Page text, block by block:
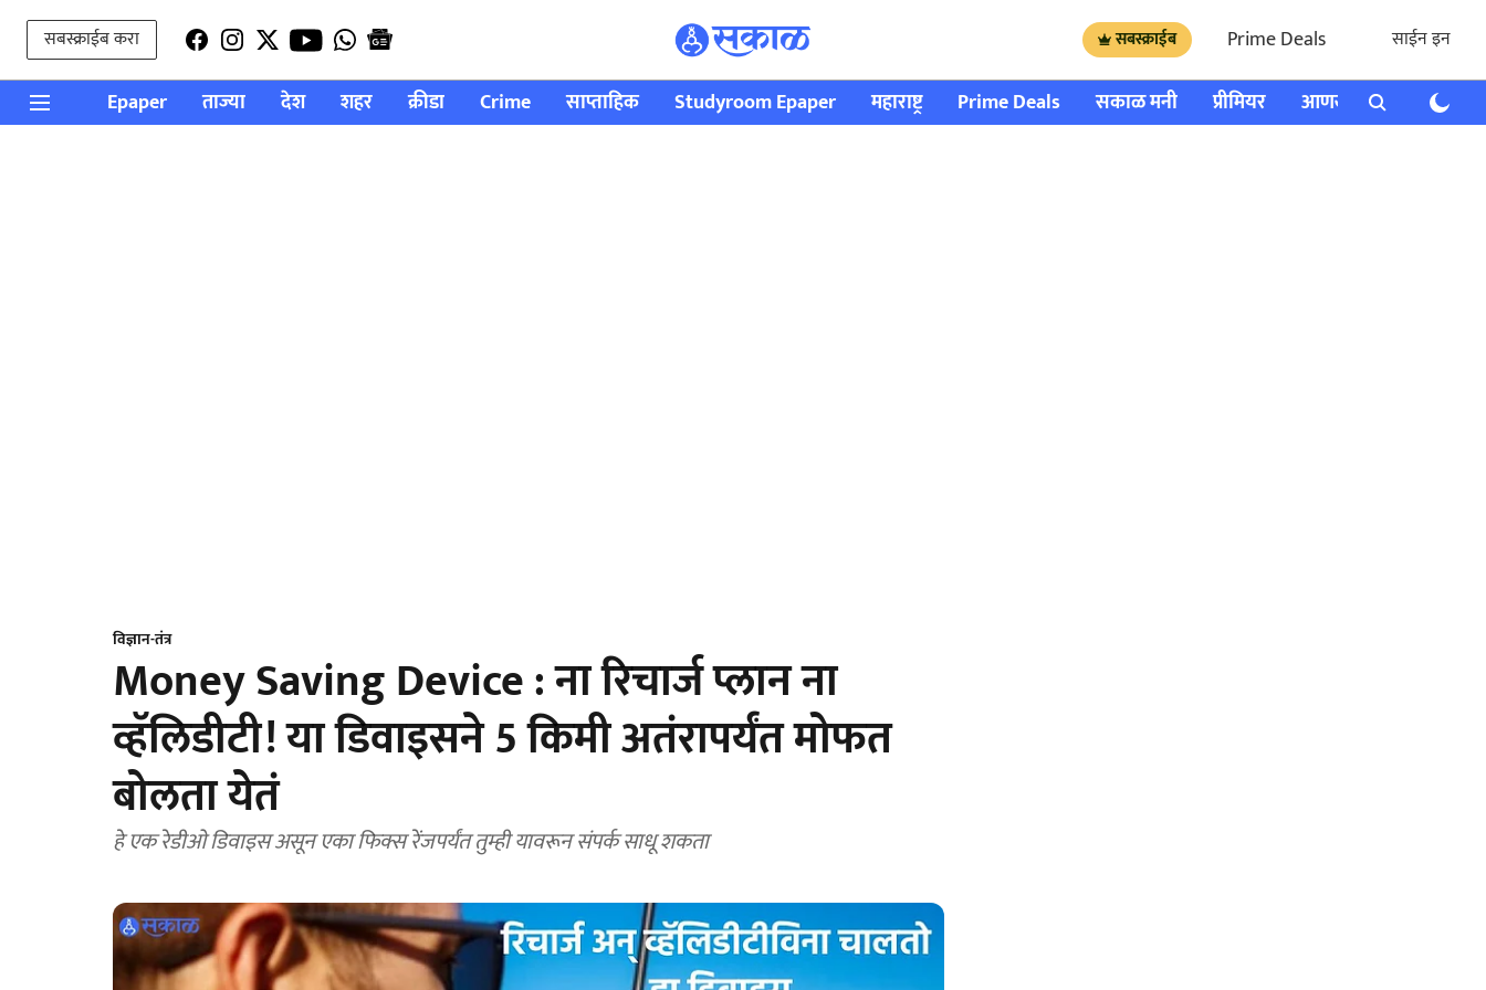
सबस्क्राईब करा सबस्क्राईब Prime Deals साईन इन
Epaper ताज्या देश शहर क्रीडा Crime साप्ताहिक Studyroom Epaper महाराष्ट्र Prime Deals सकाळ मनी प्रीमियर आणखी राशी भविष्य
विज्ञान-तंत्र
Money Saving Device : ना रिचार्ज प्लान ना
व्हॅलिडीटी! या डिवाइसने 5 किमी अतंरापर्यंत मोफत
बोलता येतं
हे एक रेडीओ डिवाइस असून एका फिक्स रेंजपर्यंत तुम्ही यावरून संपर्क साधू शकता